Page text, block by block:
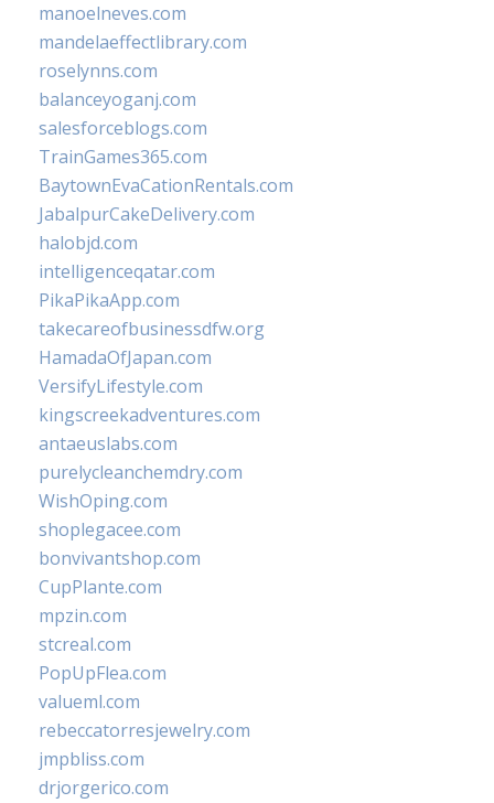
manoelneves.com
mandelaeffectlibrary.com
roselynns.com
balanceyoganj.com
salesforceblogs.com
TrainGames365.com
BaytownEvaCationRentals.com
JabalpurCakeDelivery.com
halobjd.com
intelligenceqatar.com
PikaPikaApp.com
takecareofbusinessdfw.org
HamadaOfJapan.com
VersifyLifestyle.com
kingscreekadventures.com
antaeuslabs.com
purelycleanchemdry.com
WishOping.com
shoplegacee.com
bonvivantshop.com
CupPlante.com
mpzin.com
stcreal.com
PopUpFlea.com
valueml.com
rebeccatorresjewelry.com
jmpbliss.com
drjorgerico.com